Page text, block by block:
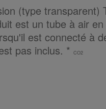
(type transparent)
est un tube à air
est connecté à
pas inclus. * CO2